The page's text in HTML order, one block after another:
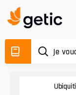
Ubiquiti